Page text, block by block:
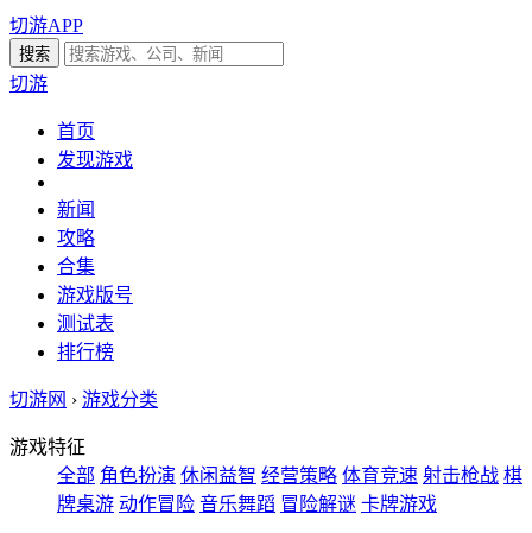
切游APP
切游
首页
发现游戏
新闻
攻略
合集
游戏版号
测试表
排行榜
切游网 › 游戏分类
游戏特征
全部 角色扮演 休闲益智 经营策略 体育竞速 射击枪战 棋
牌桌游 动作冒险 音乐舞蹈 冒险解谜 卡牌游戏